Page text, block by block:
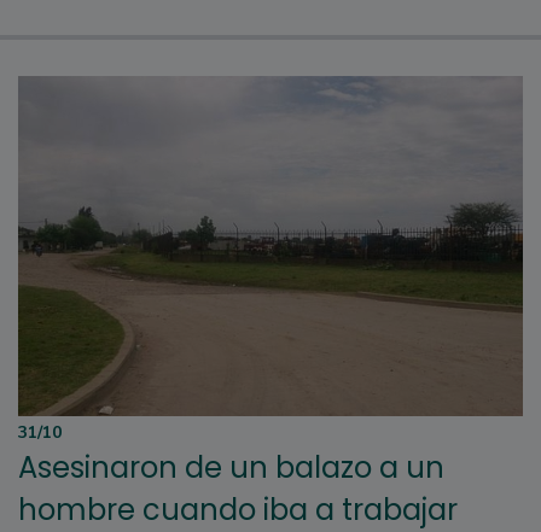
31/10
Asesinaron de un balazo a un
hombre cuando iba a trabajar